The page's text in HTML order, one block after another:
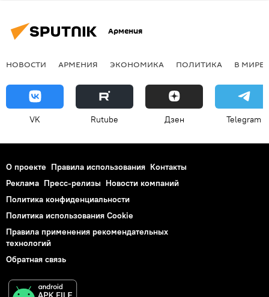
Армения
НОВОСТИ АРМЕНИЯ ЭКОНОМИКА ПОЛИТИКА В МИРЕ
VK Rutube Дзен Telegram
О проекте Правила использования Контакты
Реклама Пресс-релизы Новости компаний
Политика конфиденциальности
Политика использования Cookie
Правила применения рекомендательных
технологий
Обратная связь